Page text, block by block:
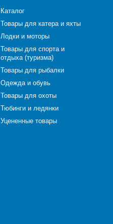
Каталог
Товары для катера и яхты
Лодки и моторы
Товары для спорта и
отдыха (туризма)
Товары для рыбалки
Одежда и обувь
Товары для охоты
Тюбинги и ледянки
Уцененные товары